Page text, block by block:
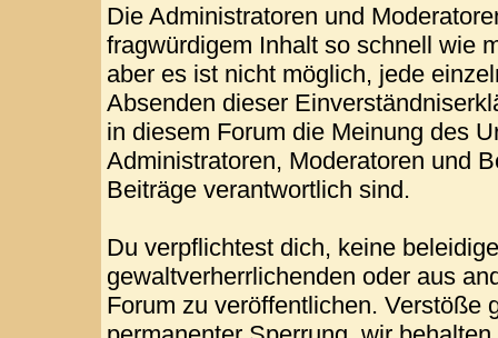
Die Administratoren und
fragwürdigem Inhalt so schnell wie
aber es ist nicht möglich, jede
Absenden dieser
in diesem Forum die Meinung des
Administratoren, Moderatoren und
Beiträge verantwortlich sind.
Du verpflichtest dich, keine
gewaltverherrlichenden oder aus
Forum zu veröffentlichen. Verstöße